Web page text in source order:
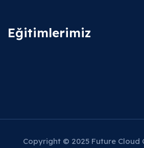
Eğitimlerimiz
Copyright © 2025 Future Cloud